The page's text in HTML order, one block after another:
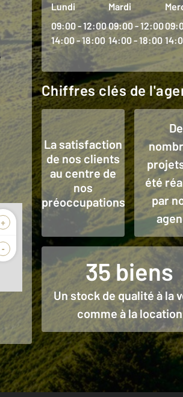
+
-
Lundi
09:00 - 12:00
14:00 - 18:00
Mardi
09:00 - 12:00
14:00 - 18:00
Chiffres clés de
La satisfaction
de nos clients
au centre de
nos
préoccupations
De
été
par
35 biens
Un stock de qualité à la
comme à la location